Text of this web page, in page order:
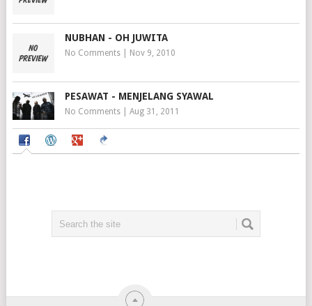
NUBHAN - OH JUWITA
No Comments| Nov 9, 2010
PESAWAT - MENJELANG SYAWAL
No Comments| Aug 31, 2011